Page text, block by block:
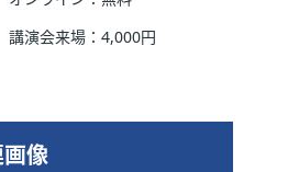
講演会来場：4,000円
像